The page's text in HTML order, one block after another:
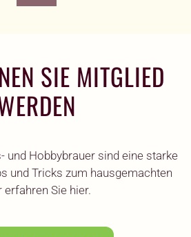
SIE MITGLIED
und Hobbybrauer sind eine starke
und Tricks zum hausgemachten
erfahren Sie hier.